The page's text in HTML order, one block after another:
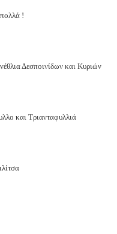
!
Δεσποινίδων και Κυριών
και Τριανταφυλλιά